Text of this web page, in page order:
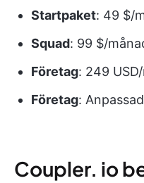
Startpaket: 49 $/
Squad: 99 $/
Företag: 249
Företag:
Coupler. io